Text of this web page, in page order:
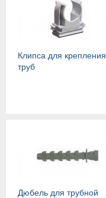
Клипса для крепления
труб
Дюбель для трубной